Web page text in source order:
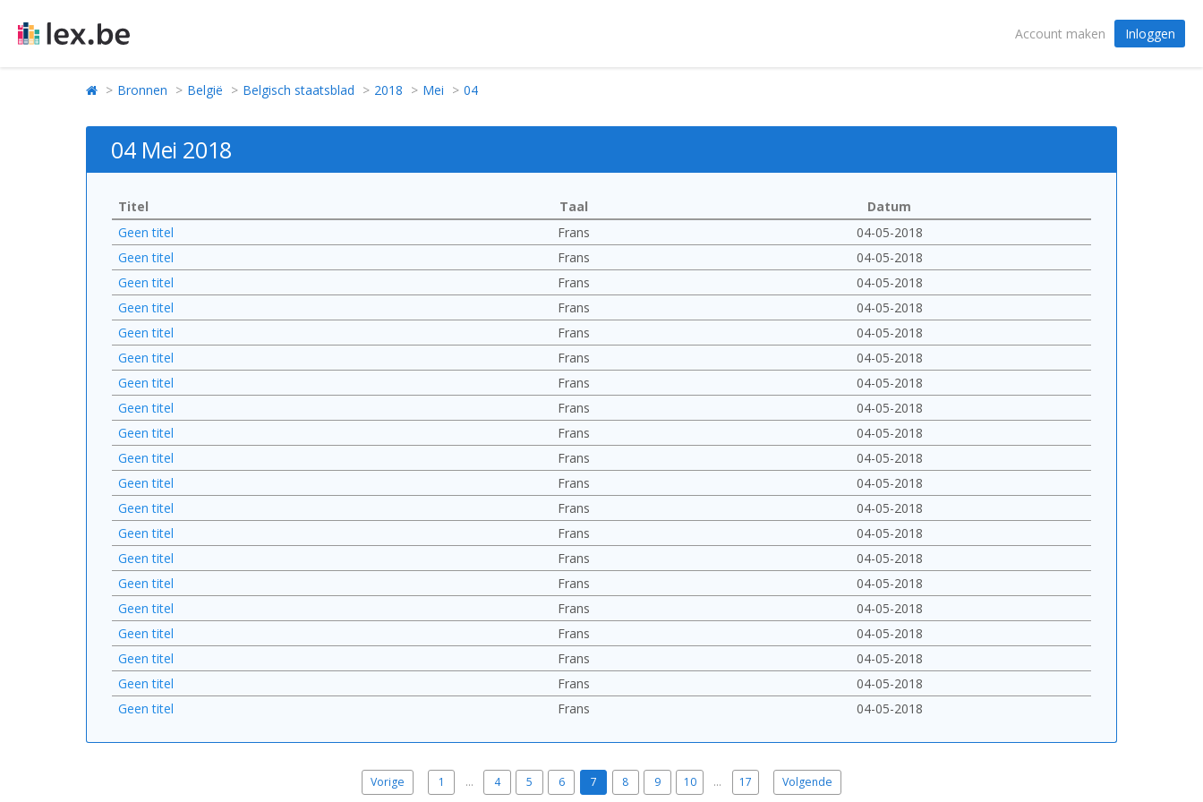
Account maken Inloggen
Bronnen België Belgisch staatsblad 2018 Mei 04
04 Mei 2018
Titel Taal
Datum
Geen titel
Frans
04-05-2018
Geen titel
Frans
04-05-2018
Geen titel
Frans
04-05-2018
Geen titel
Frans
04-05-2018
Geen titel
Frans
04-05-2018
Geen titel
Frans
04-05-2018
Geen titel
Frans
04-05-2018
Geen titel
Frans
04-05-2018
Geen titel
Frans
04-05-2018
Geen titel
Frans
04-05-2018
Geen titel
Frans
04-05-2018
Geen titel
Frans
04-05-2018
Geen titel
Frans
04-05-2018
Geen titel
Frans
04-05-2018
Geen titel
Frans
04-05-2018
Geen titel
Frans
04-05-2018
Geen titel
Frans
04-05-2018
Geen titel
Frans
04-05-2018
Geen titel
Frans
04-05-2018
Geen titel
Frans 04-05-2018
Vorige 1 … 4 5 6 7 8 9 10 … 17 Volgende